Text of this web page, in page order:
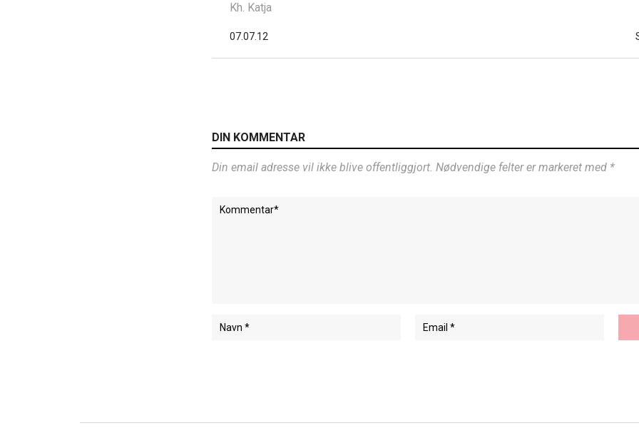
Kh. Katja
07.07.12
DIN KOMMENTAR
Din email adresse vil ikke blive offentliggjort. Nødvendige felter er markeret med *